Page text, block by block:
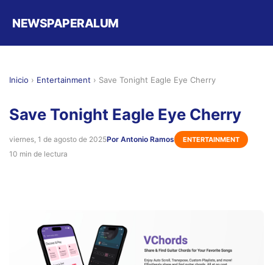
NEWSPAPERALUM
Inicio › Entertainment › Save Tonight Eagle Eye Cherry
Save Tonight Eagle Eye Cherry
viernes, 1 de agosto de 2025Por Antonio Ramos ENTERTAINMENT
10 min de lectura